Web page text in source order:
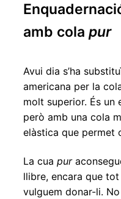
amb cola pur
Avui dia s’ha
americana per la
molt superior. És un
però amb una cola
elàstica que permet
La cua pur
llibre, encara que tot
vulguem donar-li.